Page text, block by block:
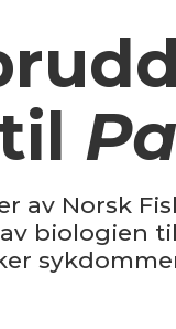
av Norsk
bio­logien til